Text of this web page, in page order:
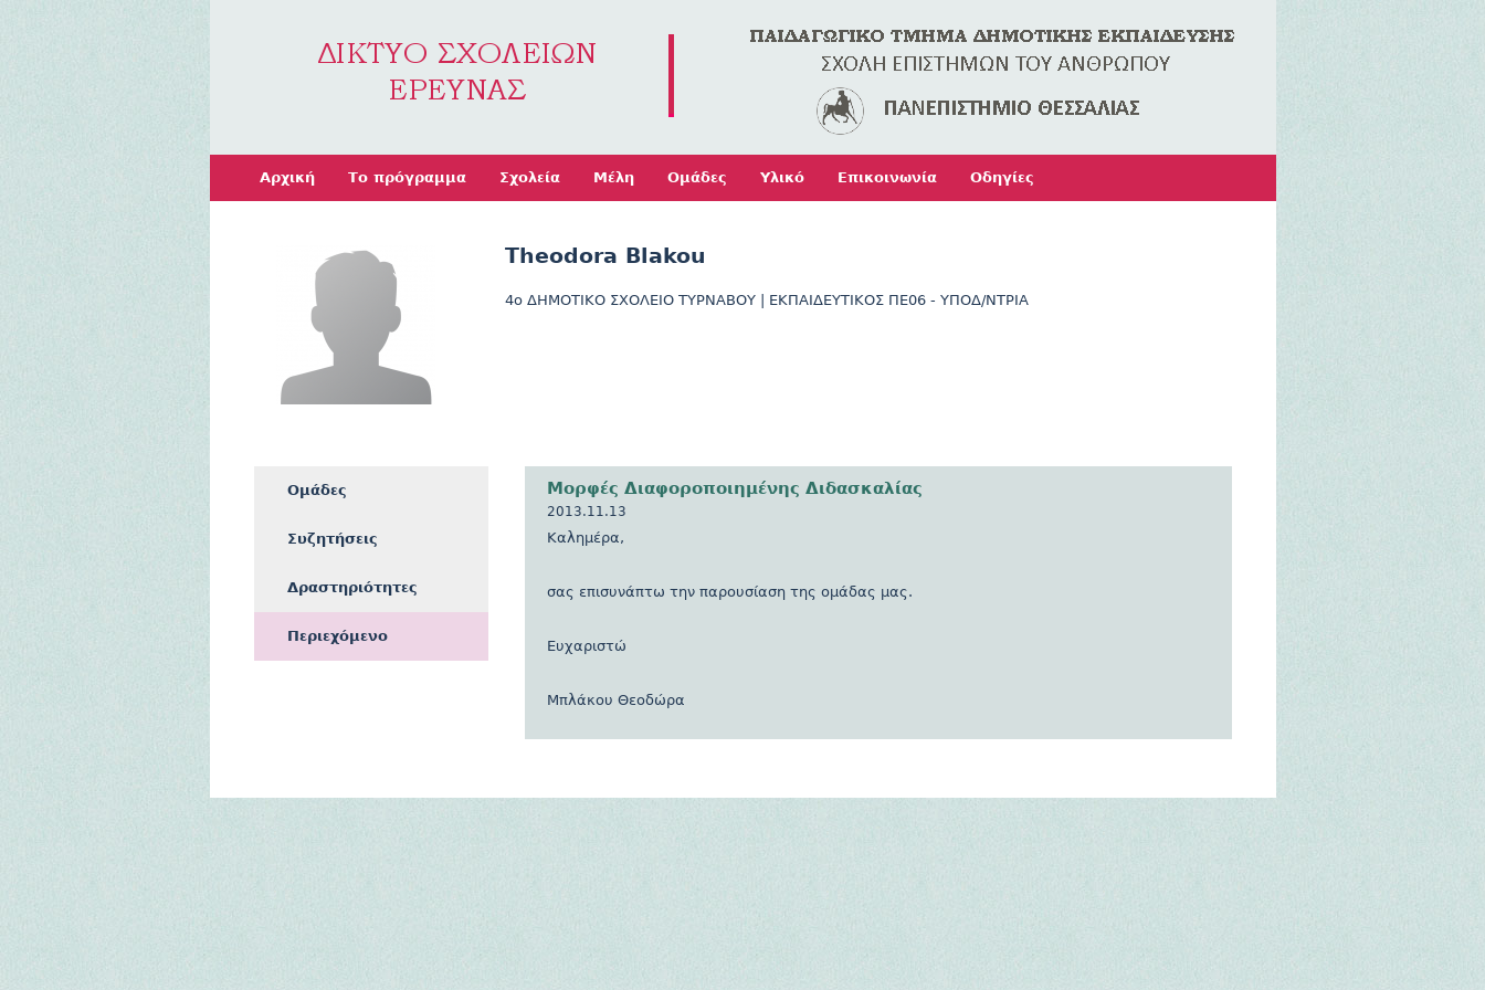
Αρχική Το πρόγραμμα Σχολεία Μέλη Ομάδες Υλικό Επικοινωνία Οδηγίες
Theodora Blakou
4o ΔΗΜΟΤΙΚΟ ΣΧΟΛΕΙΟ ΤΥΡΝΑΒΟΥ ΕΚΠΑΙΔΕΥΤΙΚΟΣ ΠΕ06 - ΥΠΟΔ/ΝΤΡΙΑ
Ομάδες
Συζητήσεις
Δραστηριότητες
Περιεχόμενο
Μορφές Διαφοροποιημένης Διδασκαλίας
2013.11.13
Καλημέρα,
σας επισυνάπτω την παρουσίαση της ομάδας μας.
Ευχαριστώ
Μπλάκου Θεοδώρα